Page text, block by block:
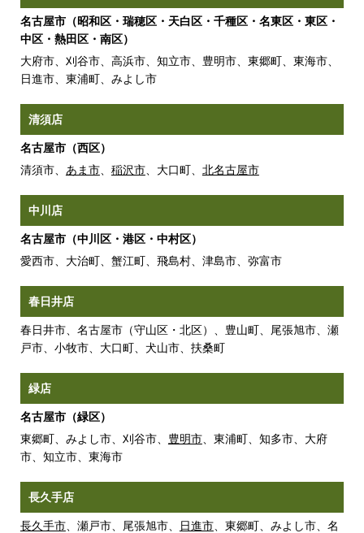
名古屋市（昭和区・瑞穂区・天白区・千種区・名東区・東区・
中区・熱田区・南区）
大府市、刈谷市、高浜市、知立市、豊明市、東郷町、東海市、
日進市、東浦町、みよし市
清須店
名古屋市（西区）
清須市、 あま市、 稲沢市、大口町、 北名古屋市
中川店
名古屋市（中川区・港区・中村区）
愛西市、大治町、蟹江町、飛島村、津島市、弥富市
春日井店
春日井市、名古屋市（守山区・北区）、豊山町、尾張旭市、瀬
戸市、小牧市、大口町、犬山市、扶桑町
緑店
名古屋市（緑区）
東郷町、みよし市、刈谷市、 豊明市、東浦町、知多市、大府
市、知立市、東海市
長久手店
長久手市、瀬戸市、尾張旭市、 日進市、東郷町、みよし市、名